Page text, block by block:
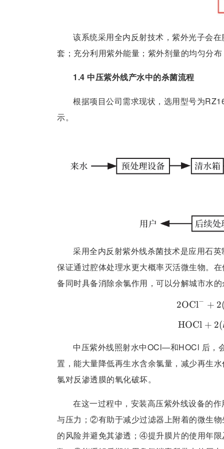
该系统采用全内反射技术，紫外光子会
套；充分利用紫外能量；紫外剂量的均匀分
1.4 中压紫外线产水中的杀菌流程
根据项目公司需求现状，选用型号为
示。
采用全内反射紫外线杀菌技术是应用石
保证通过腔体处理水更大概率灭活微生物。
备同时具备消除余氯作用，可以分解城市水
2OCl− + 2
HOCl + 2(
中压紫外线照射水中OCl—和HOCl 后，
置，能大量降低再生水含余氯量，减少再生
氯对反渗透膜的氧化破坏。
在这一过程中，安装高压紫外线设备的
与压力；②有助于减少过滤器上附着的微生
的风险并避免其渗透；④提升膜片的使用年